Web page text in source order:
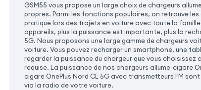
GSM55 vous propose un large choix de chargeurs
propres. Parmi les fonctions populaires, on retrouve
pratique lors des trajets en voiture avec toute la
appareils, plus la puissance est importante, plus la
5G. Nous proposons une large gamme de chargeurs
voiture. Vous pouvez recharger un smartphone, une
regarder la puissance du chargeur que vous
requise. La puissance de nos chargeurs allume-cigare
cigare OnePlus Nord CE 5G avec transmetteurs FM
via la radio de votre voiture.